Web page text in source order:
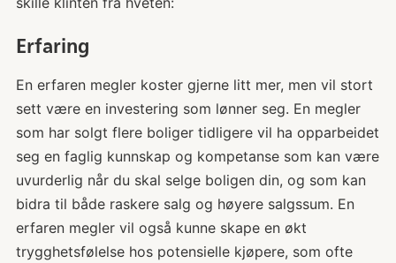
Erfaring
En erfaren megler koster gjerne litt mer, men vil stort
sett være en investering som lønner seg. En megler
som har solgt flere boliger tidligere vil ha opparbeidet
seg en faglig kunnskap og kompetanse som kan være
uvurderlig når du skal selge boligen din, og som kan
bidra til både raskere salg og høyere salgssum. En
erfaren megler vil også kunne skape en økt
trygghetsfølelse hos potensielle kjøpere, som ofte